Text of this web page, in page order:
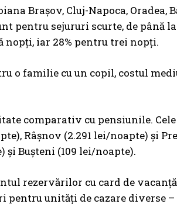
Brașov, Cluj-Napoca, Oradea,
pentru sejururi scurte, de până
nopți, iar 28% pentru trei nopți.
o familie cu un copil, costul
comparativ cu pensiunile.
Râșnov (2.291 lei/noapte) și
Bușteni (109 lei/noapte).
rezervărilor cu card de
unități de cazare diverse